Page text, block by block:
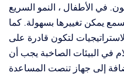
في الأطفال ، النمو السريع
يمكن تغييرها بسهولة. كما
لتكون قادرة على
في البيئات الصاخبة يجب أن
إلى جهاز تنصت المساعدة